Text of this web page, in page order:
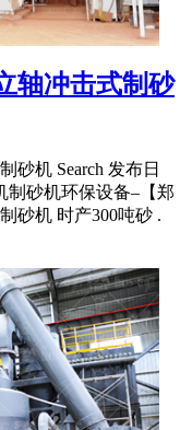
轴冲击式制砂
砂机 Search 发布日
制砂机环保设备–【郑
砂机 时产300吨砂 .